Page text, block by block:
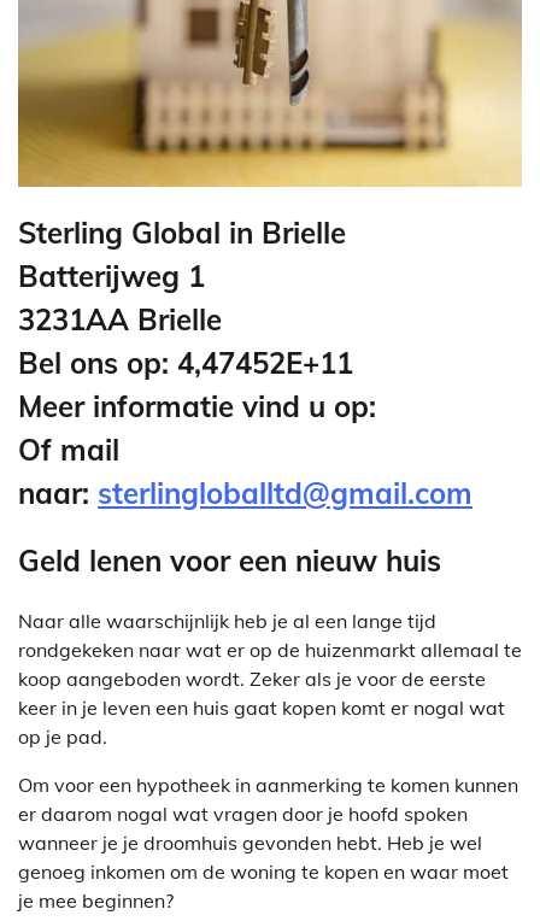
Sterling Global in Brielle
Batterijweg 1
3231AA Brielle
Bel ons op: 4,47452E+11
Meer informatie vind u op:
Of mail
naar: sterlingloballtd@gmail.com
Geld lenen voor een nieuw huis
Naar alle waarschijnlijk heb je al een lange tijd
rondgekeken naar wat er op de huizenmarkt allemaal te
koop aangeboden wordt. Zeker als je voor de eerste
keer in je leven een huis gaat kopen komt er nogal wat
op je pad.
Om voor een hypotheek in aanmerking te komen kunnen
er daarom nogal wat vragen door je hoofd spoken
wanneer je je droomhuis gevonden hebt. Heb je wel
genoeg inkomen om de woning te kopen en waar moet
je mee beginnen?